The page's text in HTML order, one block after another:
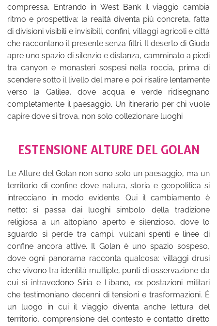
compressa. Entrando in West Bank il viaggio cambia
ritmo e prospettiva: la realtà diventa più concreta, fatta
di divisioni visibili e invisibili, confini, villaggi agricoli e città
che raccontano il presente senza filtri. Il deserto di Giuda
apre uno spazio di silenzio e distanza, camminato a piedi
tra canyon e monasteri sospesi nella roccia, prima di
scendere sotto il livello del mare e poi risalire lentamente
verso la Galilea, dove acqua e verde ridisegnano
completamente il paesaggio. Un itinerario per chi vuole
capire dove si trova, non solo collezionare luoghi
ESTENSIONE ALTURE DEL GOLAN
Le Alture del Golan non sono solo un paesaggio, ma un
territorio di confine dove natura, storia e geopolitica si
intrecciano in modo evidente. Qui il cambiamento è
netto: si passa dai luoghi simbolo della tradizione
religiosa a un altopiano aperto e silenzioso, dove lo
sguardo si perde tra campi, vulcani spenti e linee di
confine ancora attive. Il Golan è uno spazio sospeso,
dove ogni panorama racconta qualcosa: villaggi drusi
che vivono tra identità multiple, punti di osservazione da
cui si intravedono Siria e Libano, ex postazioni militari
che testimoniano decenni di tensioni e trasformazioni. È
un luogo in cui il viaggio diventa anche lettura del
territorio, comprensione del contesto e contatto diretto